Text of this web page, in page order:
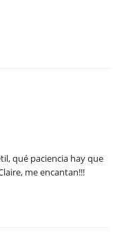
qué paciencia hay que
me encantan!!!